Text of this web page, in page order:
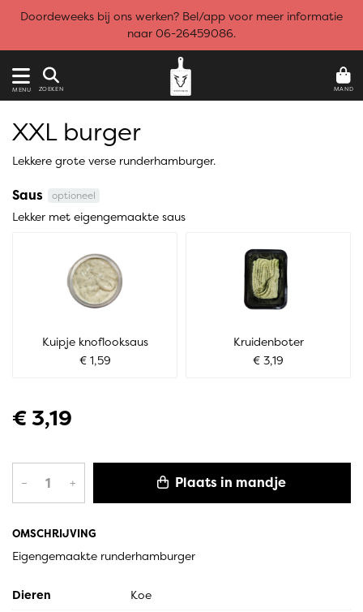
Doordeweeks bij ons werken? Bel/app voor meer informatie
naar 06-26459086.
MENU ZOEKEN MAND
OMSCHRIJVING
Eigengemaakte runderhamburger
XXL burger
Lekkere grote verse runderhamburger.
Saus optioneel
Lekker met eigengemaakte saus
Kuipje knoflooksaus
€ 1,59
Kruidenboter
€ 3,19
€ 3,19
– + Plaats in mandje
Dieren
Koe